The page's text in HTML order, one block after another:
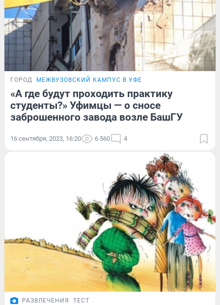
ГОРОД МЕЖВУЗОВСКИЙ КАМПУС В УФЕ
«А где будут проходить практику
студенты?» Уфимцы — о сносе
заброшенного завода возле БашГУ
16 сентября, 2023, 16:20 6 560 4
РАЗВЛЕЧЕНИЯ ТЕСТ